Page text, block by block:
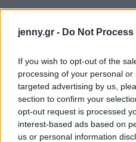
jenny.gr - Do Not
If you wish to opt-out of the
processing of your personal
targeted advertising by us,
section to confirm your
opt-out request is processed
interest-based ads based on
us or personal information